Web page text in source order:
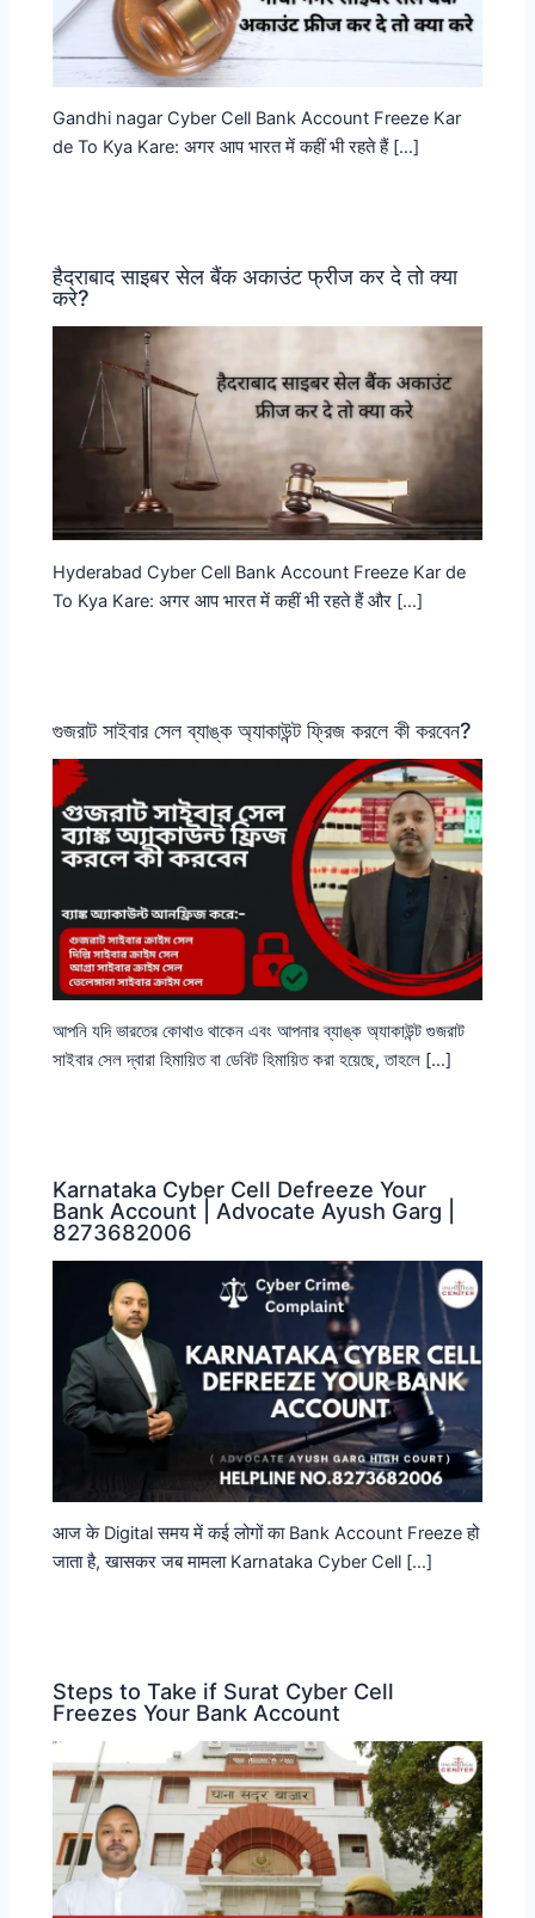
Gandhi nagar Cyber Cell Bank Account Freeze Kar
de To Kya Kare: अगर आप भारत में कहीं भी रहते हैं […]
हैदराबाद साइबर सेल बैंक अकाउंट फ्रीज कर दे तो क्या
करे?
Hyderabad Cyber Cell Bank Account Freeze Kar de
To Kya Kare: अगर आप भारत में कहीं भी रहते हैं और […]
গুজরাট সাইবার সেল ব্যাঙ্ক অ্যাকাউন্ট ফ্রিজ করলে কী করবেন?
আপনি যদি ভারতের কোথাও থাকেন এবং আপনার ব্যাঙ্ক অ্যাকাউন্ট গুজরাট
সাইবার সেল দ্বারা হিমায়িত বা ডেবিট হিমায়িত করা হয়েছে, তাহলে […]
Karnataka Cyber ​​Cell Defreeze Your
Bank Account | Advocate Ayush Garg |
8273682006
आज के Digital समय में कई लोगों का Bank Account Freeze हो
जाता है, खासकर जब मामला Karnataka Cyber Cell […]
Steps to Take if Surat Cyber Cell
Freezes Your Bank Account